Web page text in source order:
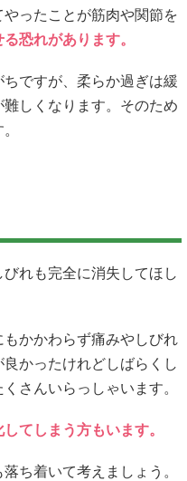
ったことが筋肉や関節を
恐れがあります。
ですが、柔らか過ぎは緩
しくなります。そのため
れも完全に消失してほし
かかわらず痛みやしびれ
かったけれどしばらくし
さんいらっしゃいます。
てしまう方もいます。
ち着いて考えましょう。